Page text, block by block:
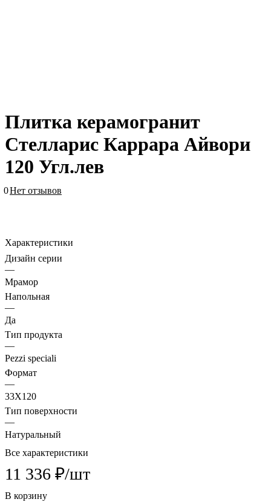
Плитка керамогранит
Стелларис Каррара Айвори
120 Угл.лев
0Нет отзывов
Характеристики
Дизайн серии
—
Мрамор
Напольная
—
Да
Тип продукта
—
Pezzi speciali
Формат
—
33X120
Тип поверхности
—
Натуральный
Все характеристики
11 336 ₽/шт
В корзину